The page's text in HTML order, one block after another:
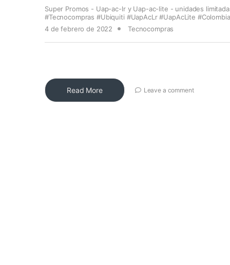
Super Promos - Uap-ac-lr y Uap-ac-lite - unidades
#Tecnocompras #Ubiquiti #UapAcLr #UapAcLite #Colombia
4 de febrero de 2022
Tecnocompras
Read More Leave a comment